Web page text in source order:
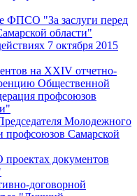
ФПСО "За заслуги перед
области"
7 октября 2015
на XXIV отчетно-
Общественной
профсоюзов
Молодежного
профсоюзов Самарской
документов
договорной